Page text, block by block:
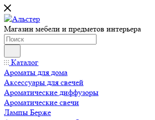
Магазин мебели и предметов интерьера
Каталог
Ароматы для дома
Аксессуары для свечей
Ароматические диффузоры
Ароматические свечи
Лампы Берже